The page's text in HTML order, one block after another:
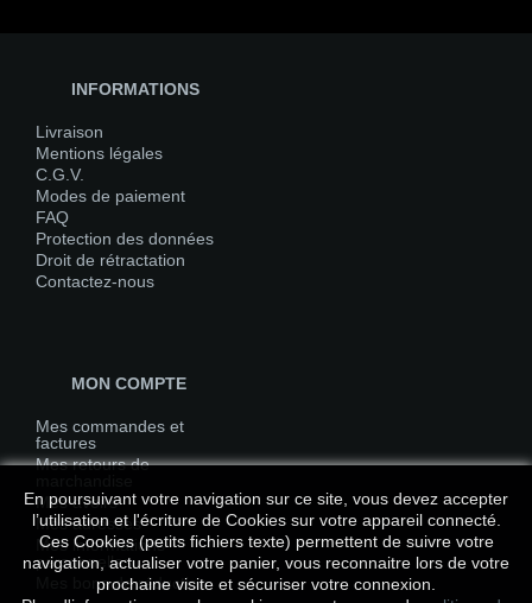
INFORMATIONS
Livraison
Mentions légales
C.G.V.
Modes de paiement
FAQ
Protection des données
Droit de rétractation
Contactez-nous
MON COMPTE
Mes commandes et
factures
Mes retours de
Mes avoirs
Mes adresses
Mes informations
personnelles
Mes bons de réduction
En poursuivant votre navigation sur ce site, vous devez accepter
l’utilisation et l'écriture de Cookies sur votre appareil connecté.
Ces Cookies (petits fichiers texte) permettent de suivre votre
navigation, actualiser votre panier, vous reconnaitre lors de votre
prochaine visite et sécuriser votre connexion.